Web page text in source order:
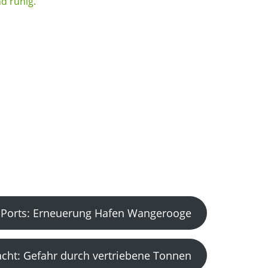
Erneuerung Hafen Wangerooge
Gefahr durch vertriebene Tonnen